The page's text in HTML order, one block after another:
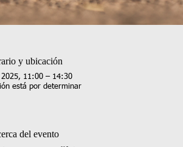
y ubicación
11:00 – 14:30
está por determinar
del evento